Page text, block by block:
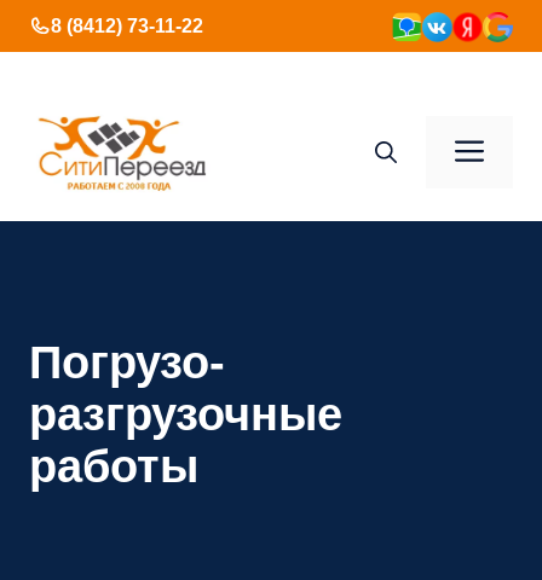
Перейти
к
8 (8412) 73-11-22
Погрузо-
разгрузочные
работы